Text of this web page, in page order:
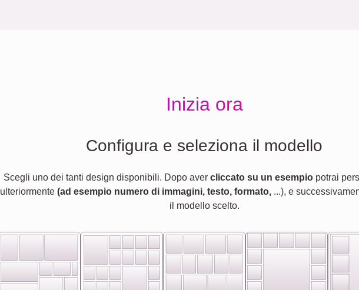
Inizia ora
Configura e seleziona il modello
Scegli uno dei tanti design disponibili. Dopo aver cliccato su un esempiopotrai
ulteriormente (ad esempio numero di immagini, testo, formato, ...), e
il modello scelto.